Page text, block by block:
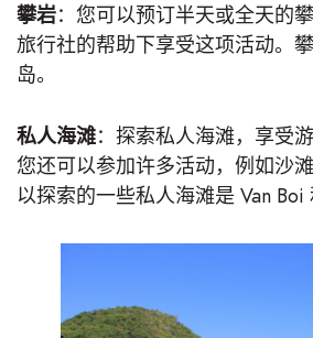
攀岩：您可以预订半天或全天的
旅行社的帮助下享受这项活动。
岛。
私人海滩：探索私人海滩，享受
您还可以参加许多活动，例如沙
以探索的一些私人海滩是 Van Boi